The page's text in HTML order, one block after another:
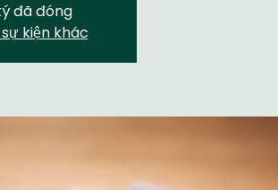
đã đóng
kiện khác